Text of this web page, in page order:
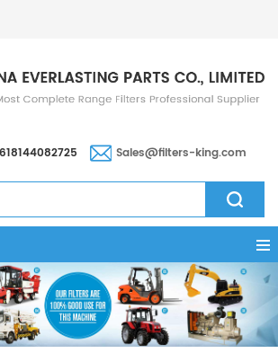
Sales@filters-king.com